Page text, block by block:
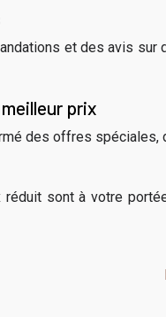
et des avis
prix
des offres
sont à votre